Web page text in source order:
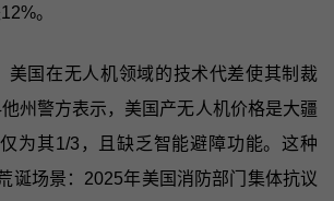
。
美国在无人机领域的技术代差使其制裁
州警方表示，美国产无人机价格是大疆
为其1/3，且缺乏智能避障功能。这种
诞场景：2025年美国消防部门集体抗议